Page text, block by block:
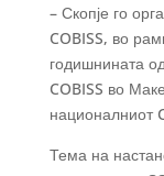
– Скопје го
COBISS, во
годишнината
COBISS во
националниот
Тема на